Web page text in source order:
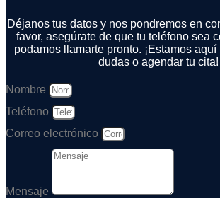
Déjanos tus datos y nos pondremos en
favor, asegúrate de que tu teléfono sea
podamos llamarte pronto. ¡Estamos
dudas o agendar tu cita!
Nombre
Teléfono
Correo electrónico
Mensaje